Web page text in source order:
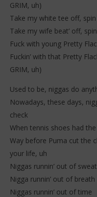
GRIM, uh)
Take my white tee off,
Take my wife beat’ off,
Fuck with young Pretty
Fuckin’ with that Pretty
GRIM, uh)
Used to be, niggas do
Nowadays, these days,
check
When tennis shoes had
Way before Puma cut the
your life, uh
Niggas runnin’ out of sweat
Nigga runnin’ out of breath
Niggas runnin’ out of time